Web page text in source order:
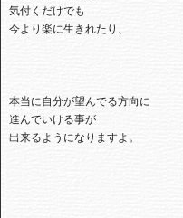
気付くだけでも
今より楽に生きれたり、
本当に自分が望んでる方向に
進んでいける事が
出来るようになりますよ。